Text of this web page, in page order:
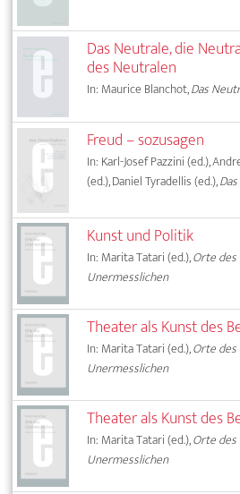
Das Neutrale, die
des Neutralen
In: Maurice Blanchot,Das
Freud – sozusagen
In: Karl-Josef Pazzini (ed.),
(ed.), Daniel Tyradellis (ed.),
Kunst und Politik
In: Marita Tatari (ed.),Orte des
Unermesslichen
Theater als Kunst des
In: Marita Tatari (ed.),Orte des
Unermesslichen
Theater als Kunst des
In: Marita Tatari (ed.),Orte des
Unermesslichen